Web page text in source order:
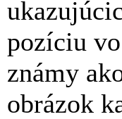
pozíciu
známy
obrázok